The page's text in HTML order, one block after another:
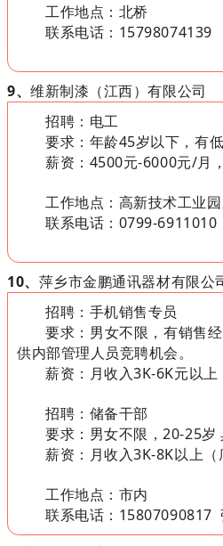
工作地点：北桥
联系电话：15798074139
9、维新制漆（江西）有限公司
招聘：电工
要求：年龄45岁以下，有
薪资： 4500元-6000元/月
工作地点：高新技术工业
联系电话：0799-6911010
10、 萍乡市金鹏通讯器材有限公
招聘：手机销售专员
要求：男女不限，有销售
供内部管理人员竞聘机会。
薪资：月收入3K-6K元以上
招聘：储备干部
要求：男女不限，20-25岁
薪资：月收入3K-8K以上（
工作地点：市内
联系电话：15807090817